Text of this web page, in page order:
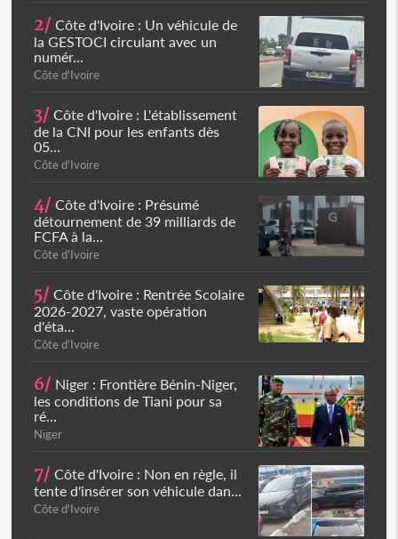
2/ Côte d'Ivoire : Un véhicule de
la GESTOCI circulant avec un
numér...
Côte d'Ivoire
3/ Côte d'Ivoire : L'établissement
de la CNI pour les enfants dès
05...
Côte d'Ivoire
4/ Côte d'Ivoire : Présumé
détournement de 39 milliards de
FCFA à la...
Côte d'Ivoire
5/ Côte d'Ivoire : Rentrée Scolaire
2026-2027, vaste opération
d'éta...
Côte d'Ivoire
6/ Niger : Frontière Bénin-Niger,
les conditions de Tiani pour sa
ré...
Niger
7/ Côte d'Ivoire : Non en règle, il
tente d'insérer son véhicule dan...
Côte d'Ivoire